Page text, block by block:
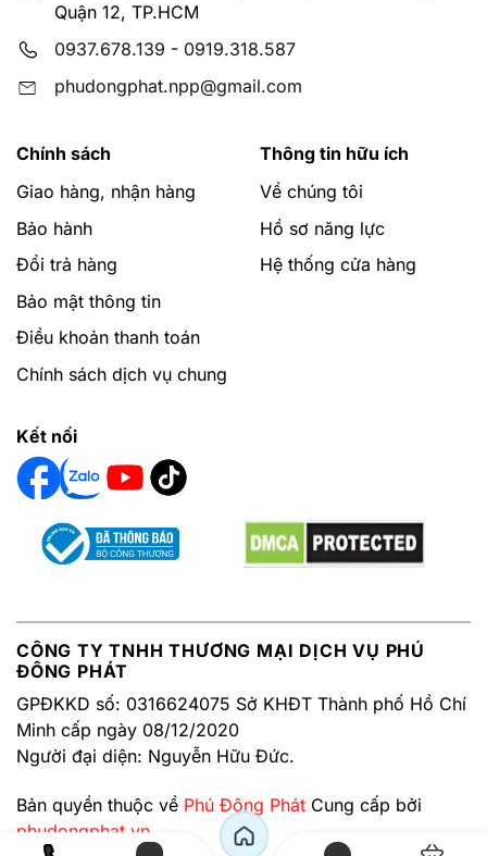
Quận 12, TP.HCM
0937.678.139 - 0919.318.587
phudongphat.npp@gmail.com
Chính sách
Giao hàng, nhận hàng
Bảo hành
Đổi trả hàng
Bảo mật thông tin
Điều khoản thanh toán
Chính sách dịch vụ chung
Thông tin hữu ích
Về chúng tôi
Hồ sơ năng lực
Hệ thống cửa hàng
Kết nối
CÔNG TY TNHH THƯƠNG MẠI DỊCH VỤ PHÚ
ĐÔNG PHÁT
GPĐKKD số: 0316624075 Sở KHĐT Thành phố Hồ Chí
Minh cấp ngày 08/12/2020
Người đại diện: Nguyễn Hữu Đức.
Bản quyền thuộc về Phú Đông Phát Cung cấp bởi
phudongphat.vn